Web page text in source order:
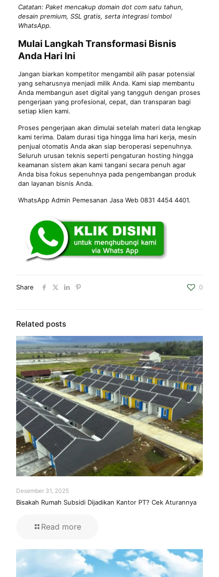
Catatan: Paket mencakup domain dot com satu tahun,
desain premium, SSL gratis, serta integrasi tombol
WhatsApp.
Mulai Langkah Transformasi Bisnis
Anda Hari Ini
Jangan biarkan kompetitor mengambil alih pasar potensial
yang seharusnya menjadi milik Anda. Kami siap membantu
Anda membangun aset digital yang tangguh dengan proses
pengerjaan yang profesional, cepat, dan transparan bagi
setiap klien kami.
Proses pengerjaan akan dimulai setelah materi data lengkap
kami terima. Dalam durasi tiga hingga lima hari kerja, mesin
penjual otomatis Anda akan siap beroperasi sepenuhnya.
Seluruh urusan teknis seperti pengaturan hosting hingga
keamanan sistem akan kami tangani secara penuh agar
Anda bisa fokus sepenuhnya pada pengembangan produk
dan layanan bisnis Anda.
WhatsApp Admin Pemesanan Jasa Web 0831 4454 4401.
Share 0
Related posts
Desember 31, 2025
Bisakah Rumah Subsidi Dijadikan Kantor PT? Cek Aturannya
Read more